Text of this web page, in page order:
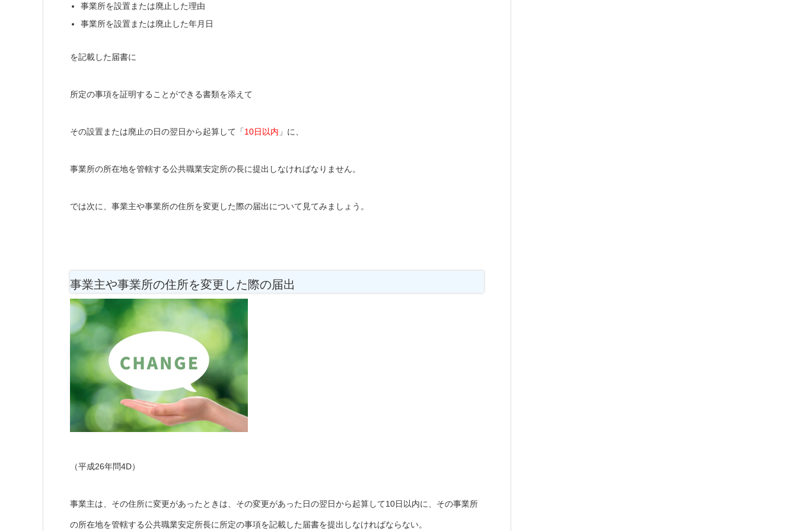
事業所を設置または廃止した理由
事業所を設置または廃止した年月日
を記載した届書に
所定の事項を証明することができる書類を添えて
その設置または廃止の日の翌日から起算して「10日以内 」に、
事業所の所在地を管轄する公共職業安定所の長に提出しなければなりません。
では次に、事業主や事業所の住所を変更した際の届出について見てみましょう。
事業主や事業所の住所を変更した際の届出
（平成26年問4D）
事業主は、その住所に変更があったときは、その変更があった日の翌日から起算して10日以内に、その事業所
の所在地を管轄する公共職業安定所長に所定の事項を記載した届書を提出しなければならない。